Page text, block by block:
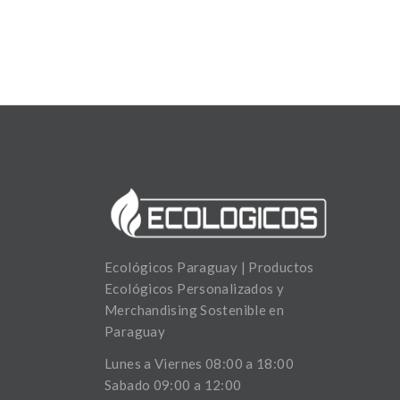
Ecológicos Paraguay | Productos
Ecológicos Personalizados y
Merchandising Sostenible en
Paraguay
Lunes a Viernes 08:00 a 18:00
Sabado 09:00 a 12:00